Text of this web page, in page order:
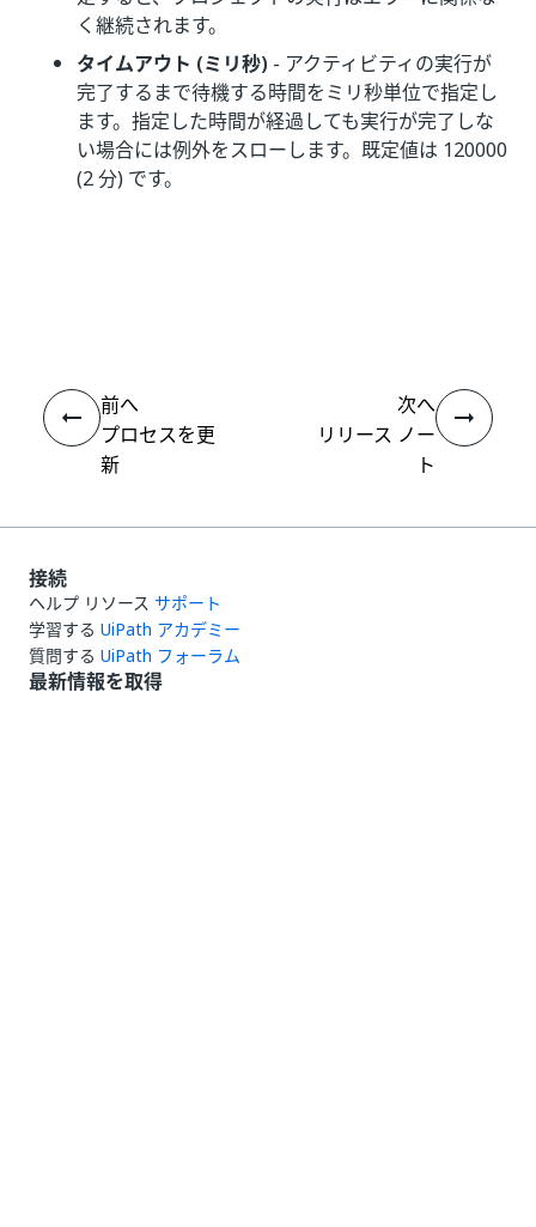
く継続されます。
タイムアウト (ミリ秒) - アクティビティの実行が
完了するまで待機する時間をミリ秒単位で指定し
ます。指定した時間が経過しても実行が完了しな
い場合には例外をスローします。既定値は 120000
(2 分) です。
前へ
プロセスを更
新
次へ
リリース ノー
ト
接続
ヘルプ リソース サポート
学習する UiPath アカデミー
質問する UiPath フォーラム
最新情報を取得